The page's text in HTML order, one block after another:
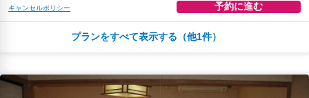
キャンセルポリシー 予約に進む
無料WiFi
税・サービス料 ￥951含む
238ポイント
2026年08月25日までキャンセル無料
プランをすべて表示する（他1件）